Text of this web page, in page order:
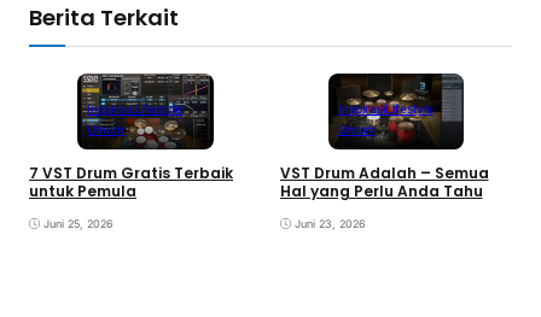
Berita Terkait
InspirasiLifestyle
Umum
7 VST Drum Gratis Terbaik
untuk Pemula
Juni 25, 2026
InspirasiLifestyle
Umum
VST Drum Adalah – Semua
Hal yang Perlu Anda Tahu
Juni 23, 2026